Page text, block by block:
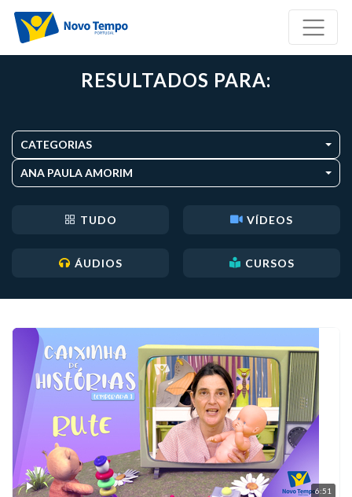
RESULTADOS PARA:
CATEGORIAS
ANA PAULA AMORIM
TUDO VÍDEOS
ÁUDIOS CURSOS
6:51